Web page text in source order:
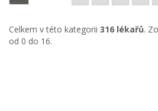
Celkem v této kategorii 316 lékařů.
od 0 do 16.